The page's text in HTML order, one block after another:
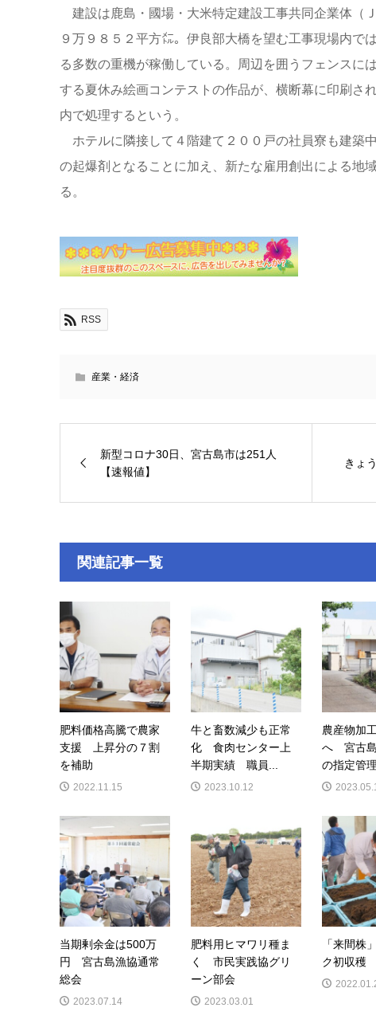
建設は鹿島・國場・大米特定建設工事共同企業体（
９万９８５２平方㍍。伊良部大橋を望む工事現場内で
る多数の重機が稼働している。周辺を囲うフェンスに
する夏休み絵画コンテストの作品が、横断幕に印刷さ
内で処理するという。
ホテルに隣接して４階建て２００戸の社員寮も建築
の起爆剤となることに加え、新たな雇用創出による地
る。
RSS
産業・経済
新型コロナ30日、宮古島市は251人
【速報値】
きょ
関連記事一覧
肥料価格高騰で農家
支援 上昇分の７割
を補助
2022.11.15
牛と畜数減少も正常
化 食肉センター上
半期実績 職員...
2023.10.12
農産物加
へ 宮古
の指定管
当期剰余金は500万
円 宮古島漁協通常
総会
2023.07.14
肥料用ヒマワリ種ま
く 市民実践協グリ
ーン部会
2023.03.01
「来間株
ク初収穫